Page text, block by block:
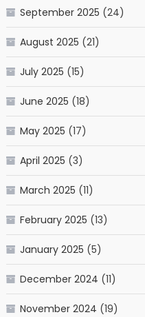
September 2025 (24)
August 2025 (21)
July 2025 (15)
June 2025 (18)
May 2025 (17)
April 2025 (3)
March 2025 (11)
February 2025 (13)
January 2025 (5)
December 2024 (11)
November 2024 (19)